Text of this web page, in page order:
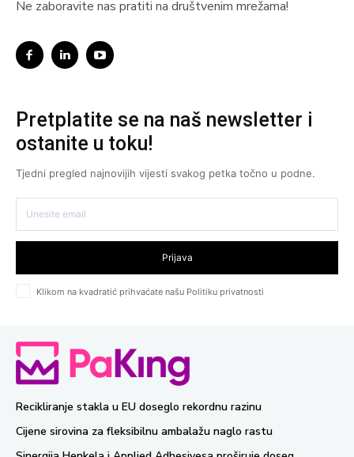
Ne zaboravite nas pratiti na društvenim mrežama!
Pretplatite se na naš newsletter i
ostanite u toku!
Tjedni pregled najnovijih vijesti svakog petka točno u podne.
Prijava
Klikom na kvadratić prihvaćate našu Politiku privatnosti
Recikliranje stakla u EU doseglo rekordnu razinu
Cijene sirovina za fleksibilnu ambalažu naglo rastu